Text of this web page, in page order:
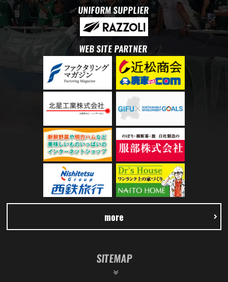
UNIFORM SUPPLIER
WEB SITE PARTNER
more
SITEMAP